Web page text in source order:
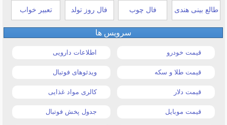
طالع بینی هندی فال چوب فال روز تولد تعبیر خواب
سرویس ها
قیمت خودرو اطلاعات دارویی
قیمت طلا و سکه ویدئوهای فوتبال
قیمت دلار کالری مواد غذایی
قیمت موبایل جدول پخش فوتبال